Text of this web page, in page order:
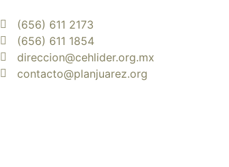
(656) 611 2173
(656) 611 1854
direccion@cehlider.org.mx
contacto@planjuarez.org